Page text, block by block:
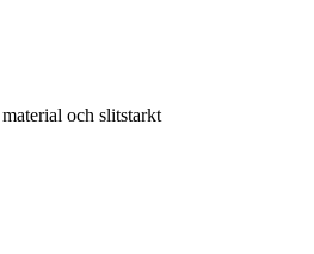
och slitstarkt